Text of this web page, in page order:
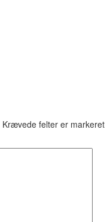
Krævede felter er markeret